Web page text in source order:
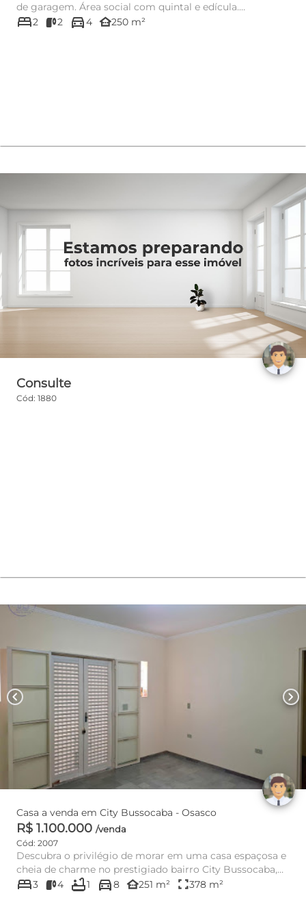
de garagem. Área social com quintal e edícula.
*Atenção...
bed2 2 directions_car4 other_houses250 m²
Consulte
Cód: 1880
chevron_left chevron_right
Casa a venda em City Bussocaba - Osasco
R$ 1.100.000 /venda
Cód: 2007
Descubra o privilégio de morar em uma casa espaçosa e
cheia de charme no prestigiado bairro City Bussocaba,
em Osasco. ...
bed3 4 bathtub1 directions_car8 other_houses251 m² fullscreen378 m²